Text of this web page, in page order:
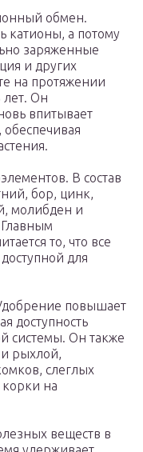
обмен.
катионы, а потому
заряженные
и других
на протяжении
лет. Он
впитывает
В состав
бор, цинк,
молибден и
то, что все
для
повышает
доступность
системы. Он также
рыхлой,
слеглых
корки на
веществ в